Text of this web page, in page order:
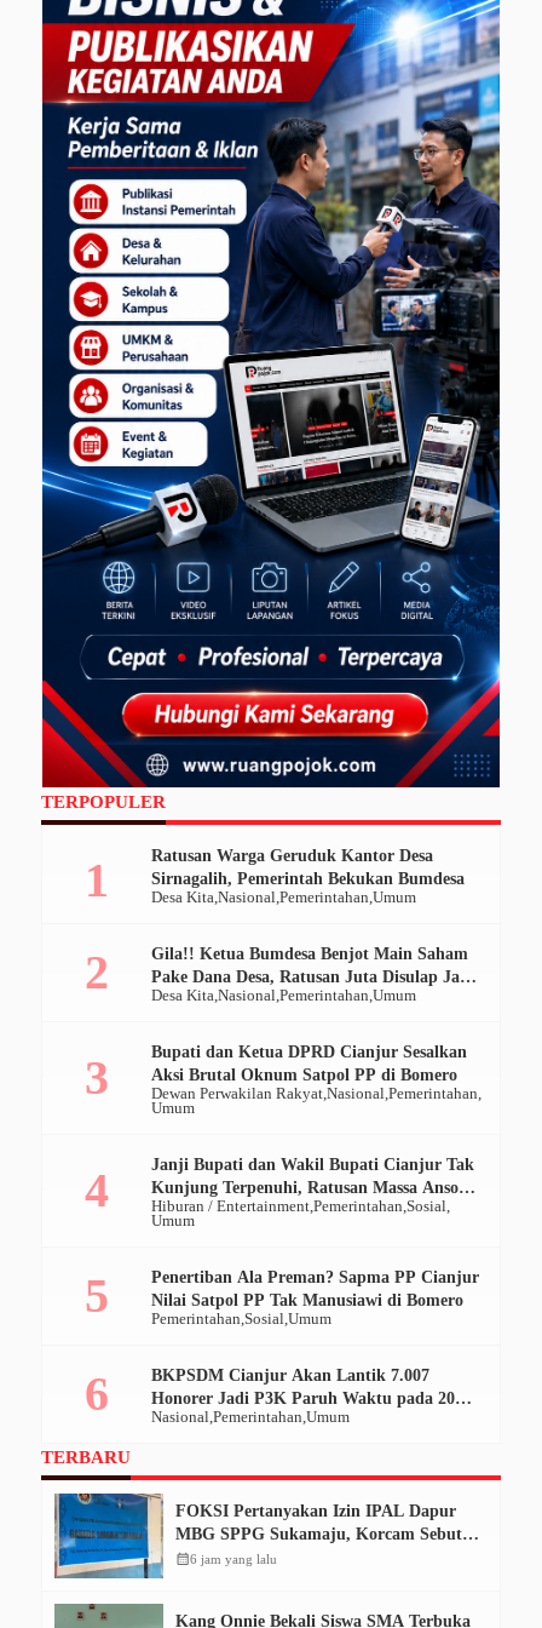
TERPOPULER
Desa Kita Nasional Pemerintahan Umum
Ratusan Warga Geruduk Kantor Desa
Sirnagalih, Pemerintah Bekukan Bumdesa
Desa Kita Nasional Pemerintahan Umum
Gila!! Ketua Bumdesa Benjot Main Saham
Pake Dana Desa, Ratusan Juta Disulap Jadi
Ratusan Ribu
Dewan Perwakilan Rakyat Nasional Pemerintahan
Umum
Bupati dan Ketua DPRD Cianjur Sesalkan
Aksi Brutal Oknum Satpol PP di Bomero
Hiburan / Entertainment Pemerintahan Sosial
Umum
Janji Bupati dan Wakil Bupati Cianjur Tak
Kunjung Terpenuhi, Ratusan Massa Ansor
Geruduk Pendopo
Pemerintahan Sosial Umum
Penertiban Ala Preman? Sapma PP Cianjur
Nilai Satpol PP Tak Manusiawi di Bomero
Nasional Pemerintahan Umum
BKPSDM Cianjur Akan Lantik 7.007
Honorer Jadi P3K Paruh Waktu pada 20
Desember 2025
TERBARU
FOKSI Pertanyakan Izin IPAL Dapur
MBG SPPG Sukamaju, Korcam Sebut
SPPL Belum Terbit
calendar_month6 jam yang lalu
Kang Onnie Bekali Siswa SMA Terbuka